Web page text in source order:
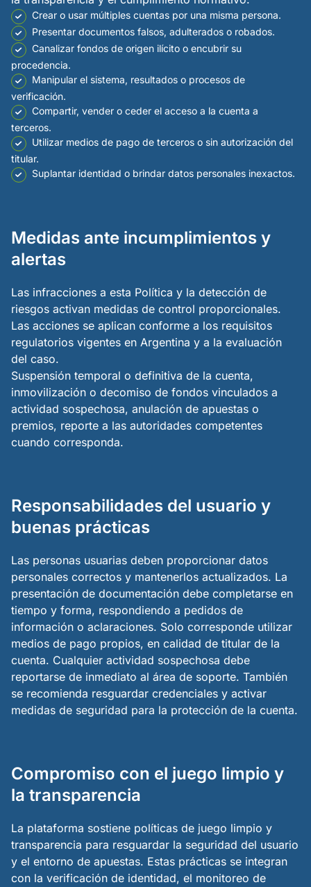
Crear o usar múltiples cuentas por una misma persona.
Presentar documentos falsos, adulterados o robados.
Canalizar fondos de origen ilícito o encubrir su
procedencia.
Manipular el sistema, resultados o procesos de
verificación.
Compartir, vender o ceder el acceso a la cuenta a
terceros.
Utilizar medios de pago de terceros o sin autorización del
titular.
Suplantar identidad o brindar datos personales inexactos.
Medidas ante incumplimientos y
alertas
Las infracciones a esta Política y la detección de
riesgos activan medidas de control proporcionales.
Las acciones se aplican conforme a los requisitos
regulatorios vigentes en Argentina y a la evaluación
del caso.
Suspensión temporal o definitiva de la cuenta,
inmovilización o decomiso de fondos vinculados a
actividad sospechosa, anulación de apuestas o
premios, reporte a las autoridades competentes
cuando corresponda.
Responsabilidades del usuario y
buenas prácticas
Las personas usuarias deben proporcionar datos
personales correctos y mantenerlos actualizados. La
presentación de documentación debe completarse en
tiempo y forma, respondiendo a pedidos de
información o aclaraciones. Solo corresponde utilizar
medios de pago propios, en calidad de titular de la
cuenta. Cualquier actividad sospechosa debe
reportarse de inmediato al área de soporte. También
se recomienda resguardar credenciales y activar
medidas de seguridad para la protección de la cuenta.
Compromiso con el juego limpio y
la transparencia
La plataforma sostiene políticas de juego limpio y
transparencia para resguardar la seguridad del usuario
y el entorno de apuestas. Estas prácticas se integran
con la verificación de identidad, el monitoreo de